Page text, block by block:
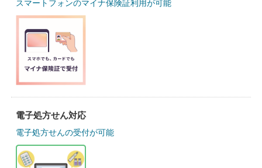
スマートフォンのマイナ保険証利用が可能
電子処方せん対応
電子処方せんの受付が可能